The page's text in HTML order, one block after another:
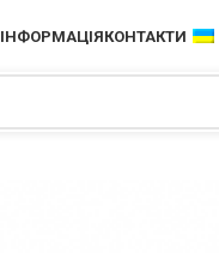
ІНФОРМАЦІЯКОНТАКТИ